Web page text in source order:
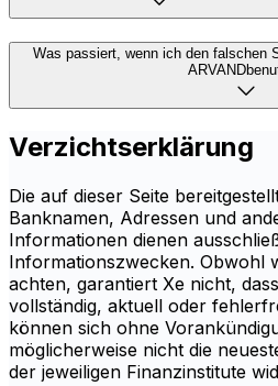
Was passiert, wenn ich den falschen
Verzichtserklärung
Die auf dieser Seite
Banknamen, Adressen und
Informationen dienen
Informationszwecken. Obwohl
achten, garantiert Xe nicht,
vollständig, aktuell oder
können sich ohne
möglicherweise nicht die
der jeweiligen Finanzinstitute